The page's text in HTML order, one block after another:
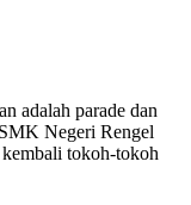
adalah parade dan
Negeri Rengel
tokoh-tokoh